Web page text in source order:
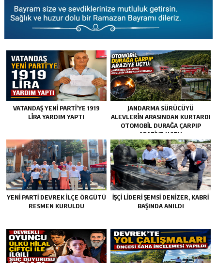
VATANDAŞ YENİ PARTİ’YE 1919
LİRA YARDIM YAPTI
JANDARMA SÜRÜCÜYÜ
ALEVLERIN ARASINDAN KURTARDI
OTOMOBIL DURAĞA ÇARPIP
ARAZIYE UÇTU
YENİ PARTİ DEVREK İLÇE ÖRGÜTÜ
RESMEN KURULDU
İŞÇİ LİDERİ ŞEMSİ DENİZER, KABRİ
BAŞINDA ANILDI